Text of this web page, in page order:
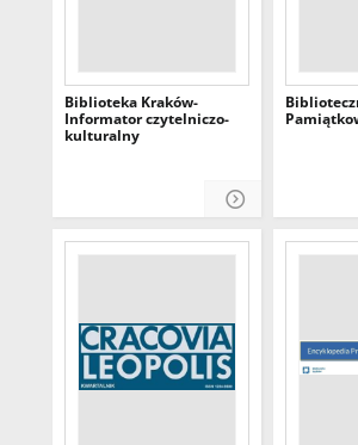
Biblioteka Kraków-
Informator czytelniczo-
kulturalny